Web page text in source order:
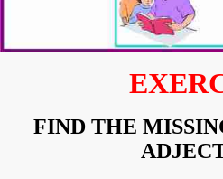
FIND THE